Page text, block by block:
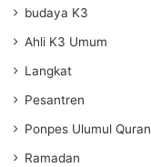
budaya K3
Ahli K3 Umum
Langkat
Pesantren
Ponpes Ulumul Quran
Ramadan